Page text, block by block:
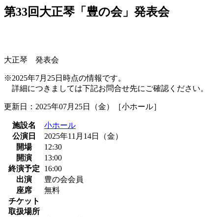
第33回大正琴「豊の会」発表会
大正琴 発表会
※2025年7月25日時点の情報です。
詳細につきましては下記お問合せ先にご確認ください。
更新日：2025年07月25日（金）［小ホール］
施設名
小ホール
公演日
2025年11月14日（金）
開場
12:30
開演
13:00
終演予定
16:00
出演
豊の会会員
座席
無料
チケット
取扱場所